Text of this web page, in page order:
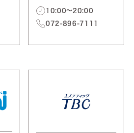
10:00～20:00
072-896-7111